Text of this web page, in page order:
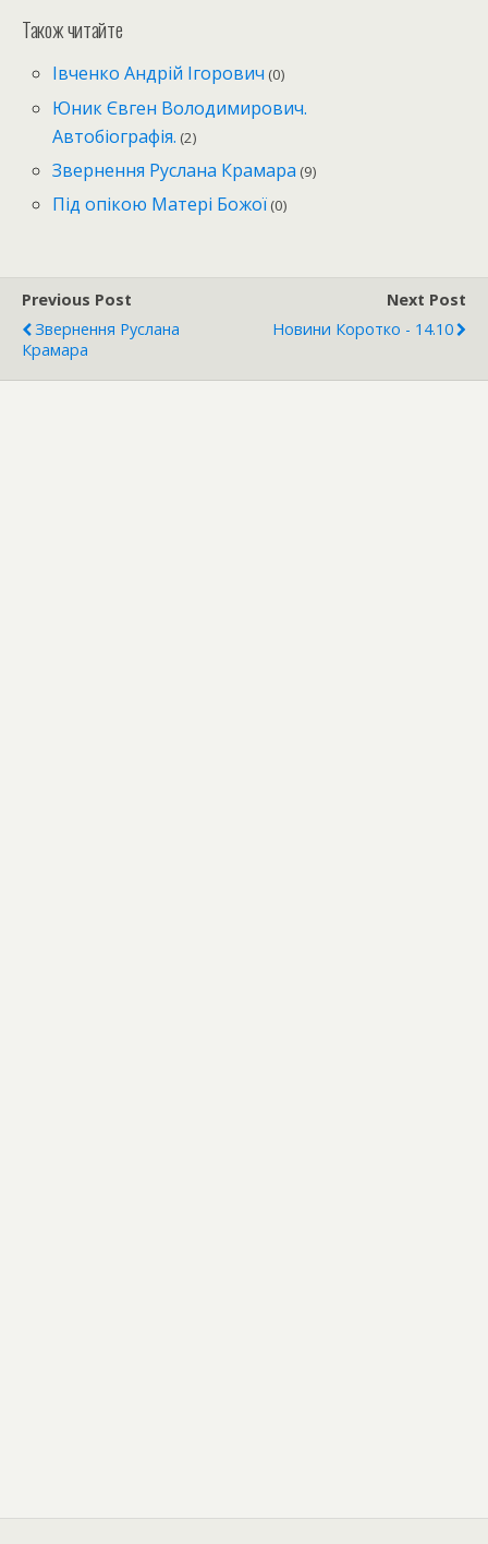
Також читайте
Івченко Андрій Ігорович (0)
Юник Євген Володимирович.
Автобіографія. (2)
Звернення Руслана Крамара (9)
Під опікою Матері Божої (0)
Previous Post
Звернення Руслана
Крамара
Next Post
Новини Коротко - 14.10